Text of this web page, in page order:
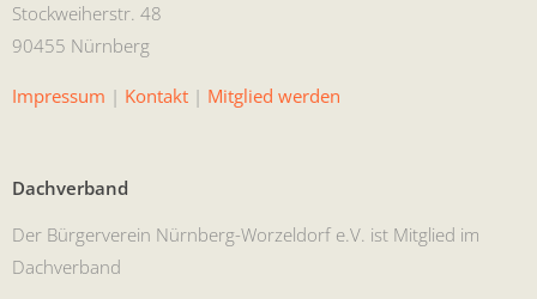
Stock­wei­her­str. 48
90455 Nürnberg
Impres­sum | Kon­takt | Mit­glied werden
Dachverband
Der Bürg­ervere­in Nürn­berg-Worzel­dorf e.V. ist Mit­glied im
Dachverband